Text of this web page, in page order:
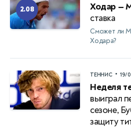
2.08 Ходар —
ставка
Сможет ли
Ходара?
ТЕННИС • 19/
Неделя
выиграл
сезоне,
защиту